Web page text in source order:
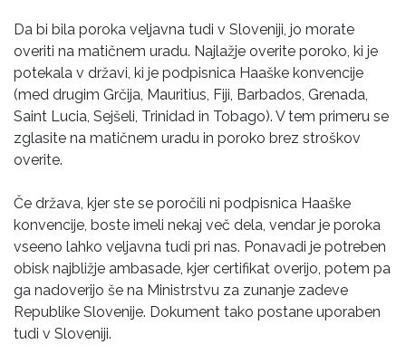
Da bi bila poroka veljavna tudi v Sloveniji, jo morate
overiti na matičnem uradu. Najlažje overite poroko, ki je
potekala v državi, ki je podpisnica Haaške konvencije
(med drugim Grčija, Mauritius, Fiji, Barbados, Grenada,
Saint Lucia, Sejšeli, Trinidad in Tobago). V tem primeru se
zglasite na matičnem uradu in poroko brez stroškov
overite.
Če država, kjer ste se poročili ni podpisnica Haaške
konvencije, boste imeli nekaj več dela, vendar je poroka
vseeno lahko veljavna tudi pri nas. Ponavadi je potreben
obisk najbližje ambasade, kjer certifikat overijo, potem pa
ga nadoverijo še na Ministrstvu za zunanje zadeve
Republike Slovenije. Dokument tako postane uporaben
tudi v Sloveniji.